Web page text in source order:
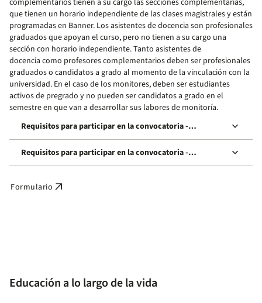
complementarios tienen a su cargo las secciones complementarias,
que tienen un horario independiente de las clases magistrales y están
programadas en Banner. Los asistentes de docencia son profesionales
graduados que apoyan el curso, pero no tienen a su cargo una
sección con horario independiente. Tanto asistentes de
docencia como profesores complementarios deben ser profesionales
graduados o candidatos a grado al momento de la vinculación con la
universidad. En el caso de los monitores, deben ser estudiantes
activos de pregrado y no pueden ser candidatos a grado en el
semestre en que van a desarrollar sus labores de monitoría.
Requisitos para participar en la convocatoria -
egresados/as
keyboard_arrow_down
Requisitos para participar en la convocatoria -
estudiantes posgrado
keyboard_arrow_down
Formulario arrow_outward
Educación a lo largo de la vida